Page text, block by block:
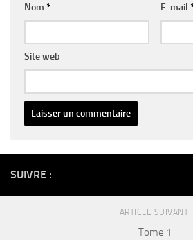
Nom * E-mail
Site web
SUIVRE :
ARTICLE SUIVANT
Tome 1